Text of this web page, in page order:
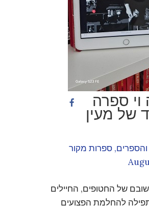
וי ספרה
של מעין
והספרים, ספרות מקור
של החטופים, החיילים
להחלמת הפצועים